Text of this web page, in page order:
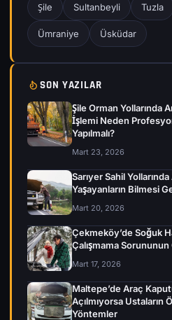
Şile Sultanbeyli Tuzla
Ümraniye Üsküdar
SON YAZILAR
Şile Orman Yollarında
İşlemi Neden
Yapılmalı?
Mart 23, 2026
Sarıyer Sahil Yollarında
Yaşayanların Bilmesi
Mart 20, 2026
Çekmeköy’de Soğuk
Çalışmama
Mart 17, 2026
Maltepe’de Araç
Açılmıyorsa Ustaların
Yöntemler